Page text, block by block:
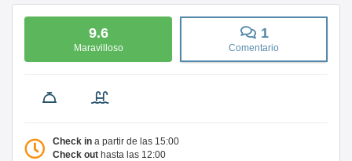
9.6
Maravilloso
1
Comentario
Check in a partir de las 15:00
Check out hasta las 12:00